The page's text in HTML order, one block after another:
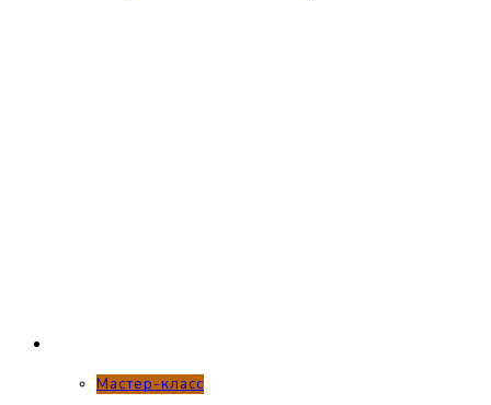
Мастер-класс